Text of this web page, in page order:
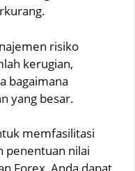
risiko
kerugian,
bagaimana
yang besar.
memfasilitasi
penentuan nilai